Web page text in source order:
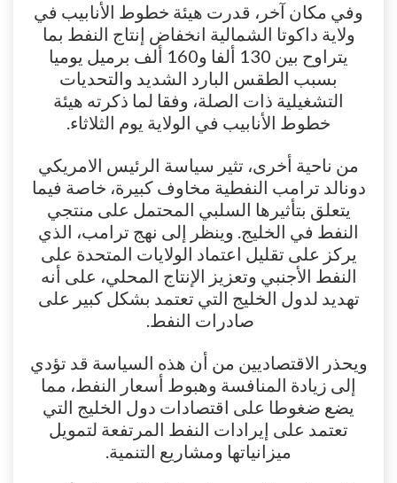
وفي مكان آخر، قدرت هيئة خطوط الأنابيب في
ولاية داكوتا الشمالية انخفاض إنتاج النفط بما
يتراوح بين 130 ألفا و160 ألف برميل يوميا
بسبب الطقس البارد الشديد والتحديات
التشغيلية ذات الصلة، وفقا لما ذكرته هيئة
خطوط الأنابيب في الولاية يوم الثلاثاء.
من ناحية أخرى، تثير سياسة الرئيس الامريكي
دونالد ترامب النفطية مخاوف كبيرة، خاصة فيما
يتعلق بتأثيرها السلبي المحتمل على منتجي
النفط في الخليج. وينظر إلى نهج ترامب، الذي
يركز على تقليل اعتماد الولايات المتحدة على
النفط الأجنبي وتعزيز الإنتاج المحلي، على أنه
تهديد لدول الخليج التي تعتمد بشكل كبير على
صادرات النفط.
ويحذر الاقتصاديين من أن هذه السياسة قد تؤدي
إلى زيادة المنافسة وهبوط أسعار النفط، مما
يضع ضغوطا على اقتصادات دول الخليج التي
تعتمد على إيرادات النفط المرتفعة لتمويل
ميزانياتها ومشاريع التنمية.